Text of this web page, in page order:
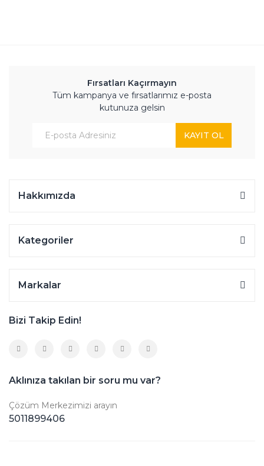
Fırsatları Kaçırmayın
Tüm kampanya ve fırsatlarımız e-posta
kutunuza gelsin
KAYIT OL
Hakkımızda
Kategoriler
Markalar
Bizi Takip Edin!
Aklınıza takılan bir soru mu var?
Çözüm Merkezimizi arayın
5011899406